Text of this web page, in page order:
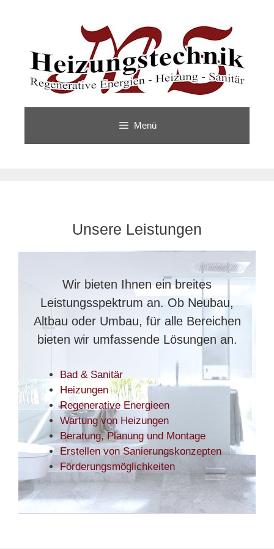
Menü
Unsere Leistungen
Wir bieten Ihnen ein breites
Leistungsspektrum an. Ob Neubau,
Altbau oder Umbau, für alle Bereichen
bieten wir umfassende Lösungen an.
Bad & Sanitär
Heizungen
Regenerative Energieen
Wartung von Heizungen
Beratung, Planung und Montage
Erstellen von Sanierungskonzepten
Förderungsmöglichkeiten